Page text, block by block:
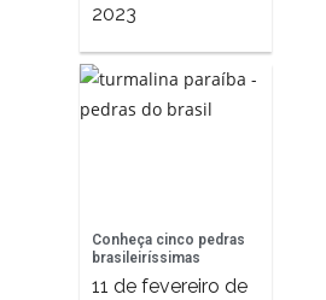
2023
Conheça cinco pedras
brasileiríssimas
11 de fevereiro de